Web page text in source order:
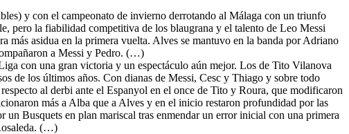
y con el campeonato de invierno derrotando al Málaga con un triunfo
pero la fiabilidad competitiva de los blaugrana y el talento de Leo Messi
más asidua en la primera vuelta. Alves se mantuvo en la banda por Adriano
a Messi y Pedro. (…)
con una gran victoria y un espectáculo aún mejor. Los de Tito Vilanova
de los últimos años. Con dianas de Messi, Cesc y Thiago y sobre todo
al derbi ante el Espanyol en el once de Tito y Roura, que modificaron
más a Alba que a Alves y en el inicio restaron profundidad por las
un Busquets en plan mariscal tras enmendar un error inicial con una primera
(…)